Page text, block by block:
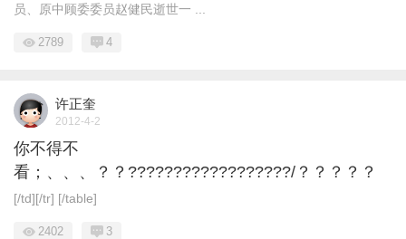
员、原中顾委委员赵健民逝世一 ...
2789 4
许正奎
2012-4-2
你不得不
看；、、、？？??????????????????/？？？？？
[/td][/tr] [/table]
2402 3